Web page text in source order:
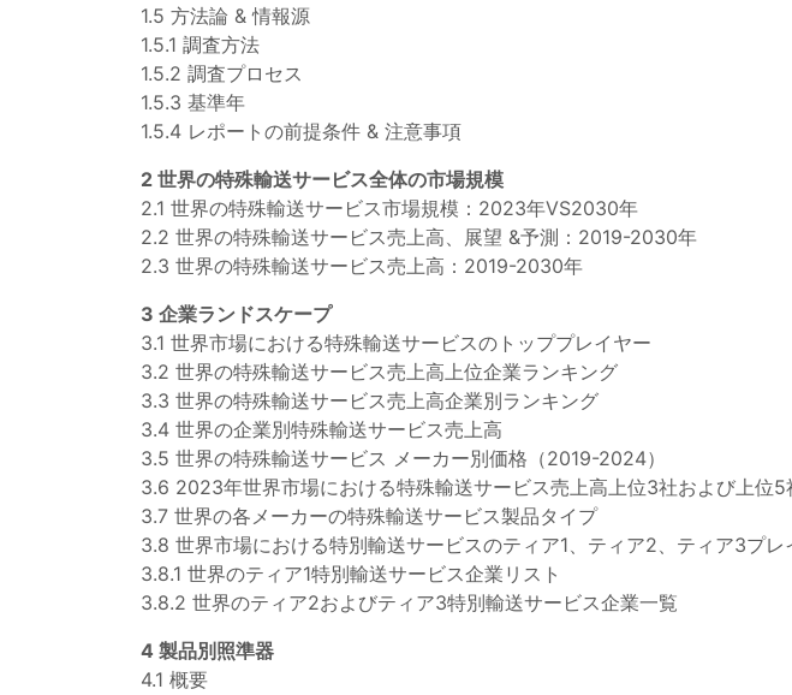
1.5 方法論 & 情報源
1.5.1 調査方法
1.5.2 調査プロセス
1.5.3 基準年
1.5.4 レポートの前提条件 & 注意事項
2 世界の特殊輸送サービス全体の市場規模
2.1 世界の特殊輸送サービス市場規模：2023年VS2030年
2.2 世界の特殊輸送サービス売上高、展望 &予測：2019-2030年
2.3 世界の特殊輸送サービス売上高：2019-2030年
3 企業ランドスケープ
3.1 世界市場における特殊輸送サービスのトッププレイヤー
3.2 世界の特殊輸送サービス売上高上位企業ランキング
3.3 世界の特殊輸送サービス売上高企業別ランキング
3.4 世界の企業別特殊輸送サービス売上高
3.5 世界の特殊輸送サービス メーカー別価格（2019-2024）
3.6 2023年世界市場における特殊輸送サービス売上高上位3社および上位5
3.7 世界の各メーカーの特殊輸送サービス製品タイプ
3.8 世界市場における特別輸送サービスのティア1、ティア2、ティア3プレ
3.8.1 世界のティア1特別輸送サービス企業リスト
3.8.2 世界のティア2およびティア3特別輸送サービス企業一覧
4 製品別照準器
4.1 概要